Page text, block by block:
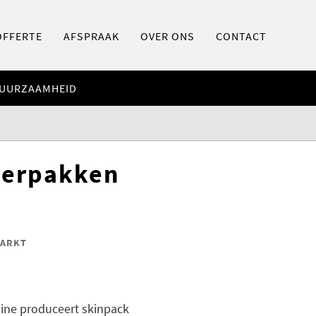
AFSPRAAK OVER ONS CONTACT
produceert skinpack